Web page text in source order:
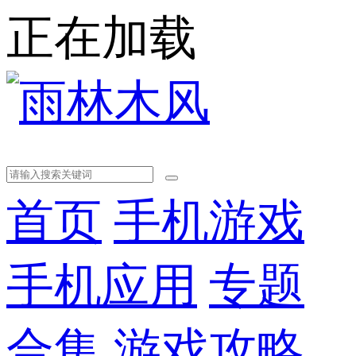
正在加载
首页 手机游戏
手机应用 专题